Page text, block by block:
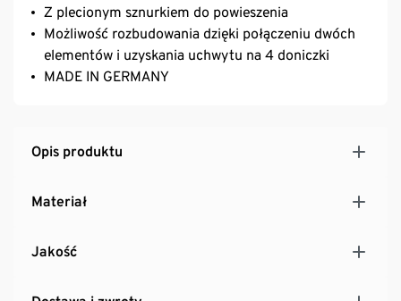
Z plecionym sznurkiem do powieszenia
Możliwość rozbudowania dzięki połączeniu dwóch
elementów i uzyskania uchwytu na 4 doniczki
MADE IN GERMANY
Opis produktu
Materiał
Jakość